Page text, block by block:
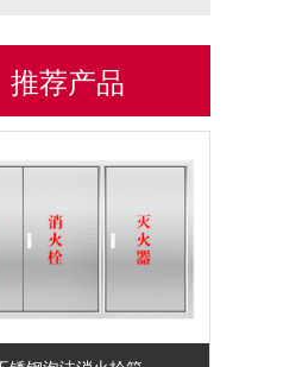
推荐产品
不锈钢消防箱